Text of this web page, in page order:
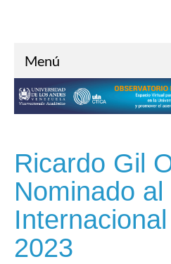
Menú
Inicio
Oportunidades
Noticias
Contacto
Ricardo Gil
Nominado
2023